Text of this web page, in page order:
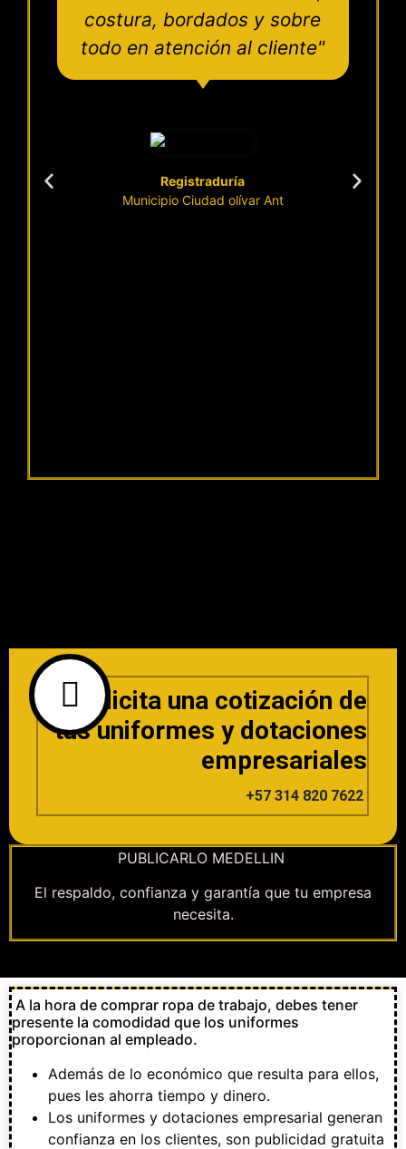
costura, bordados y sobre
todo en atención al cliente"
Registraduría
Municipio Ciudad olívar Ant
Solicita una cotización de
tus uniformes y dotaciones
empresariales
+57 314 820 7622
PUBLICARLO MEDELLIN
El respaldo, confianza y garantía que tu empresa
necesita.
A la hora de comprar ropa de trabajo, debes tener
presente la comodidad que los uniformes
proporcionan al empleado.
Además de lo económico que resulta para ellos,
pues les ahorra tiempo y dinero.
Los uniformes y dotaciones empresarial generan
confianza en los clientes, son publicidad gratuita